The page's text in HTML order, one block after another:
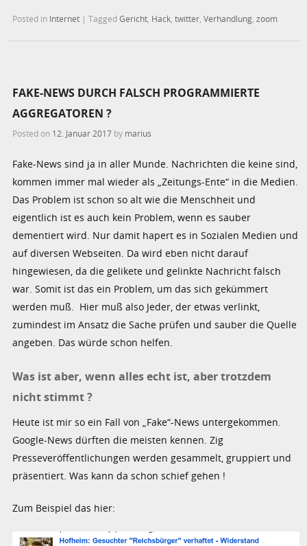
Posted in Internet |TaggedGericht Hack ,twitter ,Verhandlung ,zoom
FAKE-NEWS DURCH FALSCH PROGRAMMIERTE
AGGREGATOREN ?
Posted on 12. Januar 2017 by marius
Fake-News sind ja in aller Munde. Nachrichten die keine sind,
kommen immer mal wieder als „Zeitungs-Ente“ in die Medien.
Das Problem ist schon so alt wie die Menschheit und
eigentlich ist es auch kein Problem, wenn es sauber
dementiert wird. Nur damit hapert es in Sozialen Medien und
auf diversen Webseiten. Da wird eben nicht darauf
hingewiesen, da die gelikete und gelinkte Nachricht falsch
war. Somit ist das ein Problem, um das sich gekümmert
werden muß. Hier muß also Jeder, der etwas verlinkt,
zumindest im Ansatz die Sache prüfen und sauber die Quelle
angeben. Das würde schon helfen.
Was ist aber, wenn alles echt ist, aber trotzdem
nicht stimmt ?
Heute ist mir so ein Fall von „Fake“-News untergekommen.
Google-News dürften die meisten kennen. Zig
Presseveröffentlichungen werden gesammelt, gruppiert und
präsentiert. Was kann da schon schief gehen !
Zum Beispiel das hier: